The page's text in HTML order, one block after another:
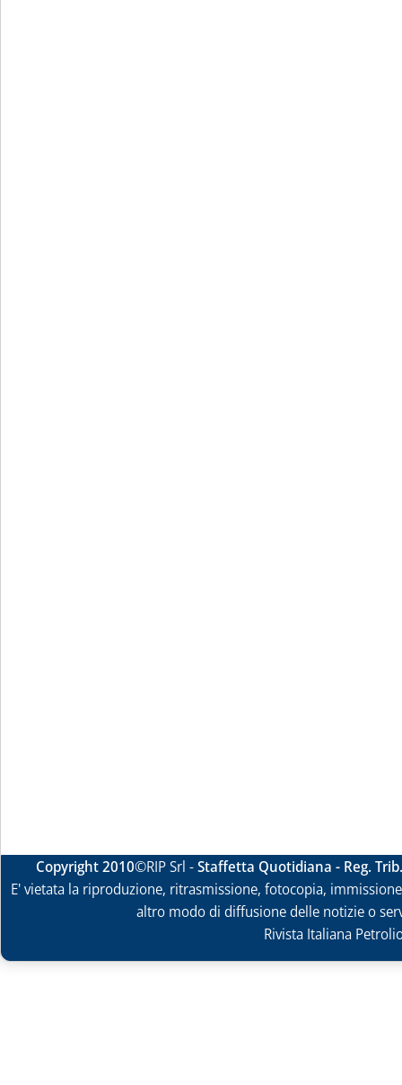
Copyright 2010©RIP Srl -Staffetta Quotidiana - Reg.
E' vietata la riproduzione, ritrasmissione, fotocopia,
altro modo di diffusione delle notizie o
Rivista Italiana